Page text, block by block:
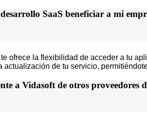
SaaS beneficiar a mi
ofrece la flexibilidad de acceder a tu
actualización de tu servicio,
a Vidasoft de otros proveedores